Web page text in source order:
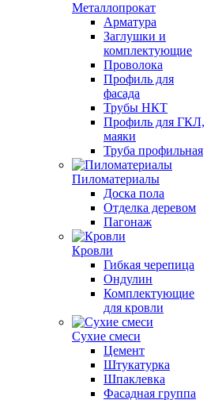
Металлопрокат
Арматура
Заглушки и
комплектующие
Проволока
Профиль для
фасада
Трубы НКТ
Профиль для ГКЛ,
маяки
Труба профильная
Пиломатериалы
Доска пола
Отделка деревом
Пагонаж
Кровли
Гибкая черепица
Ондулин
Комплектующие
для кровли
Сухие смеси
Цемент
Штукатурка
Шпаклевка
Фасадная группа